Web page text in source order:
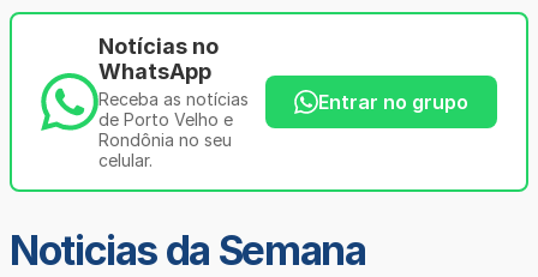
Notícias no
WhatsApp
Receba as notícias
de Porto Velho e
Rondônia no seu
celular.
Entrar no grupo
Noticias da Semana